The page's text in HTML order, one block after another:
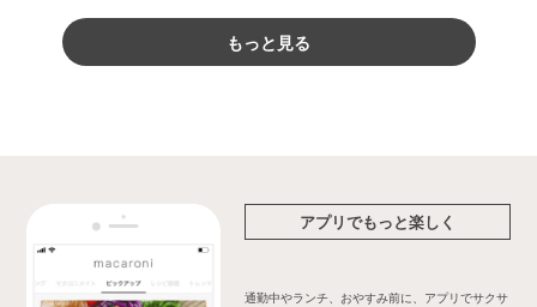
もっと見る
アプリでもっと楽しく
通勤中やランチ、おやすみ前に、アプリでサクサ